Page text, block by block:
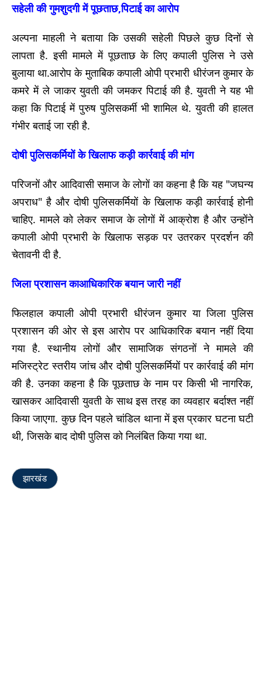
सहेली की गुमशुदगी में पूछताछ,पिटाई का आरोप
अल्पना माहली ने बताया कि उसकी सहेली पिछले कुछ दिनों से
लापता है. इसी मामले में पूछताछ के लिए कपाली पुलिस ने उसे
बुलाया था.आरोप के मुताबिक कपाली ओपी प्रभारी धीरंजन कुमार के
कमरे में ले जाकर युवती की जमकर पिटाई की है. युवती ने यह भी
कहा कि पिटाई में पुरुष पुलिसकर्मी भी शामिल थे. युवती की हालत
गंभीर बताई जा रही है.
दोषी पुलिसकर्मियों के खिलाफ कड़ी कार्रवाई की मांग
परिजनों और आदिवासी समाज के लोगों का कहना है कि यह "जघन्य
अपराध" है और दोषी पुलिसकर्मियों के खिलाफ कड़ी कार्रवाई होनी
चाहिए. मामले को लेकर समाज के लोगों में आक्रोश है और उन्होंने
कपाली ओपी प्रभारी के खिलाफ सड़क पर उतरकर प्रदर्शन की
चेतावनी दी है.
जिला प्रशासन काआधिकारिक बयान जारी नहीं
फिलहाल कपाली ओपी प्रभारी धीरंजन कुमार या जिला पुलिस
प्रशासन की ओर से इस आरोप पर आधिकारिक बयान नहीं दिया
गया है. स्थानीय लोगों और सामाजिक संगठनों ने मामले की
मजिस्ट्रेट स्तरीय जांच और दोषी पुलिसकर्मियों पर कार्रवाई की मांग
की है. उनका कहना है कि पूछताछ के नाम पर किसी भी नागरिक,
खासकर आदिवासी युवती के साथ इस तरह का व्यवहार बर्दाश्त नहीं
किया जाएगा. कुछ दिन पहले चांडिल थाना में इस प्रकार घटना घटी
थी, जिसके बाद दोषी पुलिस को निलंबित किया गया था.
झारखंड